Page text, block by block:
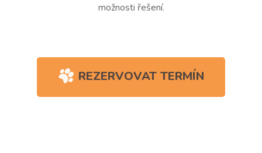
možnosti řešení.
REZERVOVAT TERMÍN